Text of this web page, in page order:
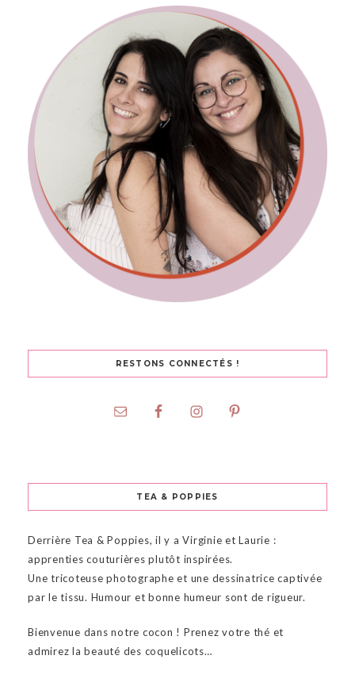
RESTONS CONNECTÉS !
TEA & POPPIES
Derrière Tea & Poppies, il y a Virginie et Laurie :
apprenties couturières plutôt inspirées.
Une tricoteuse photographe et une dessinatrice captivée
par le tissu. Humour et bonne humeur sont de rigueur.
Bienvenue dans notre cocon ! Prenez votre thé et
admirez la beauté des coquelicots…